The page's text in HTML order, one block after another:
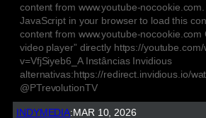
content from www.youtube-
JavaScript in your browser to load this
content from www.youtube-nocookie.com
video player” directly https://youtube.com/
v=VfjSiyeb6_A Instâncias Invidious
alternativas:https://redirect.invidious.io/
@PTrevolutionTV
INDYMEDIA: MAR 10, 2026